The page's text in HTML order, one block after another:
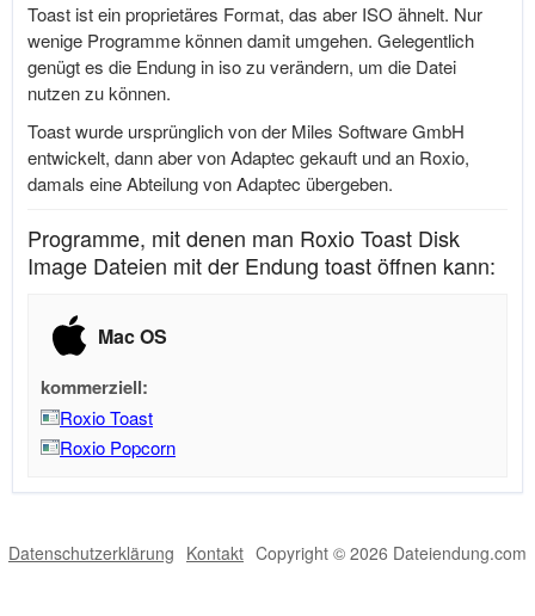
Toast ist ein proprietäres Format, das aber ISO ähnelt. Nur
wenige Programme können damit umgehen. Gelegentlich
genügt es die Endung in iso zu verändern, um die Datei
nutzen zu können.
Toast wurde ursprünglich von der Miles Software GmbH
entwickelt, dann aber von Adaptec gekauft und an Roxio,
damals eine Abteilung von Adaptec übergeben.
Programme, mit denen man Roxio Toast Disk
Image Dateien mit der Endung toast öffnen kann:
Mac OS
kommerziell:
Roxio Toast
Roxio Popcorn
Datenschutzerklärung Kontakt Copyright © 2026 Dateiendung.com